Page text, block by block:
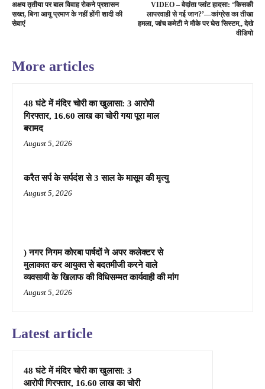
अक्षय तृतीया पर बाल विवाह रोकने प्रशासन
सख्त, बिना आयु प्रमाण के नहीं होंगी शादी की
सेवाएं
VIDEO – वेदांता प्लांट हादसा: ‘किसकी
लापरवाही से गई जान?’—कांग्रेस का तीखा
हमला, जांच कमेटी ने मौके पर घेरा सिस्टम,, देखे
वीडियो
More articles
48 घंटे में मंदिर चोरी का खुलासा: 3 आरोपी
गिरफ्तार, 16.60 लाख का चोरी गया पूरा माल
बरामद
August 5, 2026
करैत सर्प के सर्पदंश से 3 साल के मासूम की मृत्यु
August 5, 2026
) नगर निगम कोरबा पार्षदों ने अपर कलेक्टर से
मुलाकात कर आयुक्त से बदतमीजी करने वाले
व्यवसायी के खिलाफ की विधिसम्मत कार्यवाही की मांग
August 5, 2026
Latest article
48 घंटे में मंदिर चोरी का खुलासा: 3
आरोपी गिरफ्तार, 16.60 लाख का चोरी